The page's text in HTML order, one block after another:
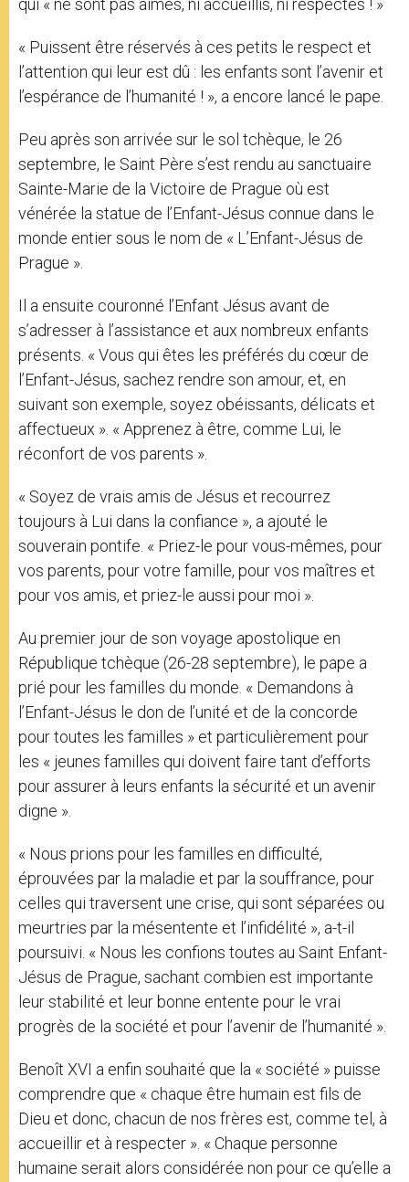
qui « ne sont pas aimés, ni accueillis, ni respectés ! »
« Puissent être réservés à ces petits le respect et
l’attention qui leur est dû : les enfants sont l’avenir et
l’espérance de l’humanité ! », a encore lancé le pape.
Peu après son arrivée sur le sol tchèque, le 26
septembre, le Saint Père s’est rendu au sanctuaire
Sainte-Marie de la Victoire de Prague où est
vénérée la statue de l’Enfant-Jésus connue dans le
monde entier sous le nom de « L’Enfant-Jésus de
Prague ».
Il a ensuite couronné l’Enfant Jésus avant de
s’adresser à l’assistance et aux nombreux enfants
présents. « Vous qui êtes les préférés du cœur de
l’Enfant-Jésus, sachez rendre son amour, et, en
suivant son exemple, soyez obéissants, délicats et
affectueux ». « Apprenez à être, comme Lui, le
réconfort de vos parents ».
« Soyez de vrais amis de Jésus et recourrez
toujours à Lui dans la confiance », a ajouté le
souverain pontife. « Priez-le pour vous-mêmes, pour
vos parents, pour votre famille, pour vos maîtres et
pour vos amis, et priez-le aussi pour moi ».
Au premier jour de son voyage apostolique en
République tchèque (26-28 septembre), le pape a
prié pour les familles du monde. « Demandons à
l’Enfant-Jésus le don de l’unité et de la concorde
pour toutes les familles » et particulièrement pour
les « jeunes familles qui doivent faire tant d’efforts
pour assurer à leurs enfants la sécurité et un avenir
digne ».
« Nous prions pour les familles en difficulté,
éprouvées par la maladie et par la souffrance, pour
celles qui traversent une crise, qui sont séparées ou
meurtries par la mésentente et l’infidélité », a-t-il
poursuivi. « Nous les confions toutes au Saint Enfant-
Jésus de Prague, sachant combien est importante
leur stabilité et leur bonne entente pour le vrai
progrès de la société et pour l’avenir de l’humanité ».
Benoît XVI a enfin souhaité que la « société » puisse
comprendre que « chaque être humain est fils de
Dieu et donc, chacun de nos frères est, comme tel, à
accueillir et à respecter ». « Chaque personne
humaine serait alors considérée non pour ce qu’elle a